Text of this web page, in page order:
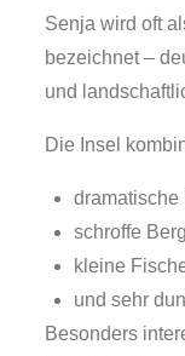
Senja wird oft
bezeichnet –
und
Die Insel
dramatische
schroffe
kleine
und sehr
Besonders